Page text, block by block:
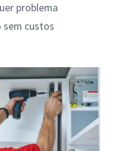
problema
custos